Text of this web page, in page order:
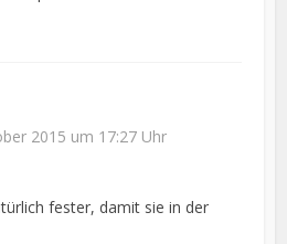
2015 um 17:27 Uhr
fester, damit sie in der